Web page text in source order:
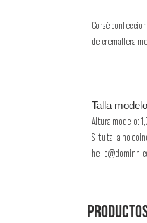
Corsé
de cremallera
Talla
Altura modelo:
Si tu talla no